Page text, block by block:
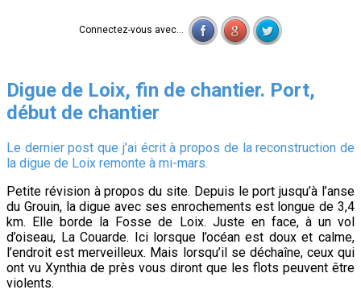
Connectez-vous avec...
Digue de Loix, fin de chantier. Port,
début de chantier
Le dernier post que j’ai écrit à propos de la reconstruction de
la digue de Loix remonte à mi-mars.
Petite révision à propos du site. Depuis le port jusqu’à l’anse
du Grouin, la digue avec ses enrochements est longue de 3,4
km. Elle borde la Fosse de Loix. Juste en face, à un vol
d’oiseau, La Couarde. Ici lorsque l’océan est doux et calme,
l’endroit est merveilleux. Mais lorsqu’il se déchaîne, ceux qui
ont vu Xynthia de près vous diront que les flots peuvent être
violents.